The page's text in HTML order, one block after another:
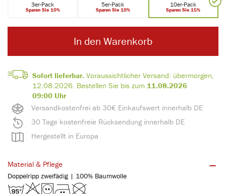
Versandkostenfrei ab 30€ Einkaufswert innerhalb DE
30 Tage kostenfreie Rücksendung innerhalb DE
Hergestellt in Europa
Sofort lieferbar. Voraussichtlicher Versand: übermorgen,
12.08.2026. Bestellen Sie bis zum 11.08.2026
09:00 Uhr
3er-Pack
Sparen Sie 10%
5er-Pack
Sparen Sie 10%
10er-Pack
Sparen Sie 15%
In den Warenkorb
Material & Pflege
Doppelripp zweifädig | 100% Baumwolle